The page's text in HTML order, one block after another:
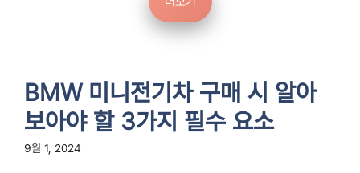
BMW 미니전기차 구매 시 알아
보아야 할 3가지 필수 요소
9월 1, 2024